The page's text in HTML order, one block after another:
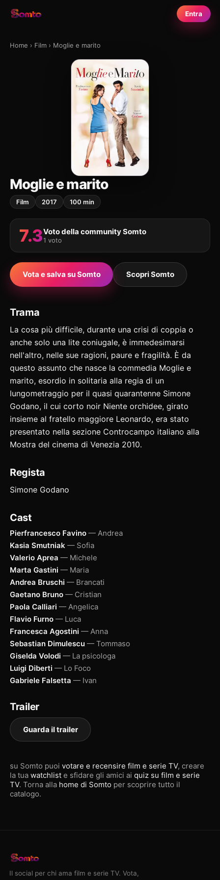
Entra
Home › Film › Moglie e marito
Moglie e marito
Film 2017 100 min
7.3Voto della community Somto
1 voto
Vota e salva su Somto Scopri Somto
Trama
La cosa più difficile, durante una crisi di coppia o
anche solo una lite coniugale, è immedesimarsi
nell'altro, nelle sue ragioni, paure e fragilità. È da
questo assunto che nasce la commedia Moglie e
marito, esordio in solitaria alla regia di un
lungometraggio per il quasi quarantenne Simone
Godano, il cui corto noir Niente orchidee, girato
insieme al fratello maggiore Leonardo, era stato
presentato nella sezione Controcampo italiano alla
Mostra del cinema di Venezia 2010.
Regista
Simone Godano
Cast
Pierfrancesco Favino — Andrea
Kasia Smutniak — Sofia
Valerio Aprea — Michele
Marta Gastini — Maria
Andrea Bruschi — Brancati
Gaetano Bruno — Cristian
Paola Calliari — Angelica
Flavio Furno — Luca
Francesca Agostini — Anna
Sebastian Dimulescu — Tommaso
Giselda Volodi — La psicologa
Luigi Diberti — Lo Foco
Gabriele Falsetta — Ivan
Trailer
Guarda il trailer
su Somto puoi votare e recensire film e serie TV, creare
la tua watchlist e sfidare gli amici ai quiz su film e serie
TV. Torna alla home di Somto per scoprire tutto il
catalogo.
Il social per chi ama film e serie TV. Vota,